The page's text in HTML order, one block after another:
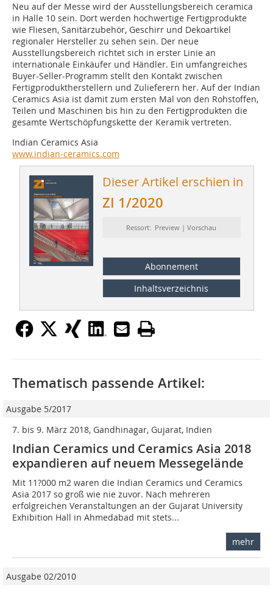
Neu auf der Messe wird der Ausstellungsbereich ceramica
in Halle 10 sein. Dort werden hochwertige Fertigprodukte
wie Fliesen, Sanitärzubehör, Geschirr und Dekoartikel
regionaler Hersteller zu sehen sein. Der neue
Ausstellungsbereich richtet sich in erster Linie an
internationale Einkäufer und Händler. Ein umfangreiches
Buyer-Seller-Programm stellt den Kontakt zwischen
Fertigproduktherstellern und Zulieferern her. Auf der Indian
Ceramics Asia ist damit zum ersten Mal von den Rohstoffen,
Teilen und Maschinen bis hin zu den Fertigprodukten die
gesamte Wertschöpfungskette der Keramik vertreten.
Indian Ceramics Asia
www.indian-ceramics.com
Dieser Artikel erschien in
ZI 1/2020
Ressort: Preview | Vorschau
Abonnement
Inhaltsverzeichnis
Thematisch passende Artikel:
Ausgabe 5/2017
7. bis 9. März 2018, Gandhinagar, Gujarat, Indien
Indian Ceramics und Ceramics Asia 2018
expandieren auf neuem Messegelände
Mit 11?000 m2 waren die Indian Ceramics und Ceramics
Asia 2017 so groß wie nie zuvor. Nach mehreren
erfolgreichen Veranstaltungen an der Gujarat University
Exhibition Hall in Ahmedabad mit stets...
mehr
Ausgabe 02/2010